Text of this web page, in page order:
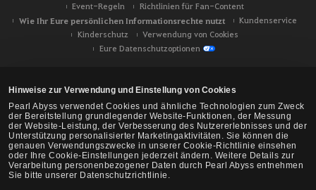
Hinweise zur Verwendung und Einstellung von Cookies
Pearl Abyss verwendet Cookies und ähnliche Technologien zum Zweck
der Bereitstellung grundlegender Website-Funktionen, der Messung
der Website-Leistung, der Verbesserung des Nutzererlebnisses und der
Unterstützung personalisierter Marketingaktivitäten. Sie können die
genauen Verwendungszwecke in unserer Cookie-Richtlinie einsehen
oder Ihre Cookie-Einstellungen jederzeit ändern. Weitere Details zur
Verarbeitung personenbezogener Daten durch Pearl Abyss entnehmen
Sie bitte unserer Datenschutzrichtlinie.
Event-Regeln
Richtlinien für Fan-Content
Wie Ihr Eure persönlichen Informationsrechte nutzt
Kundenservice
Kinderschutz
Verwendung von Cookies
Eure Datenschutzoptionen